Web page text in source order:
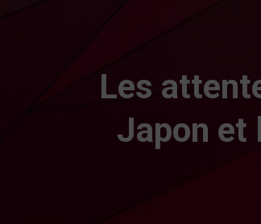
Les
Japon et